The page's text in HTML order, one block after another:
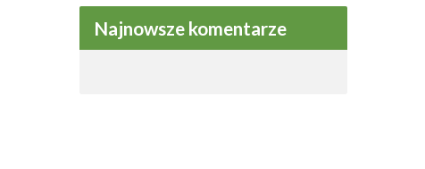
Najnowsze komentarze